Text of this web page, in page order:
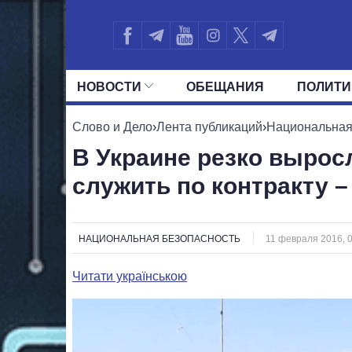
НОВОСТИ ОБЕЩАНИЯ
ВСЕ ПОЛИТИКИ ПРЕЗИДЕНТ И
Слово и Дело›Лента публикаций›
В Украине резко
служить по контракту
НАЦИОНАЛЬНАЯ БЕЗОПАСНОСТЬ 11 февраля 2016,
Читати українською